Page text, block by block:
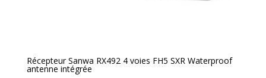
Récepteur Sanwa RX492 4 voies FH5 SXR Waterproof
antenne intégrée